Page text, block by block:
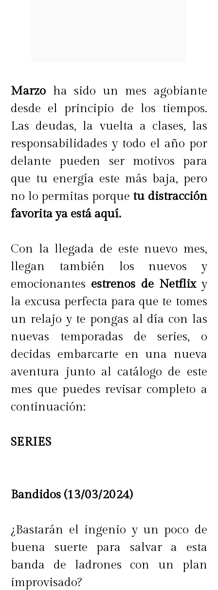
vida. Esto va a ser bueno para la
gente de mi edad que está muy mal",
prometió Velasco.
Así como Chiqui quien reconoció
que su técnica para obtener
información era desde el humor,
Pepi habló de sus estrategias.
ni relamida.A mí me gusta lesear
mucho, me río mucho todo el día, y
me gusta la profundidad también",
confesó.
"Y siento que tengo condiciones
para sacarle a los entrevistados
cosas que no le cuentan a mucha
gente, y lo hago mediante la
espontaneidad y la honestidad",
conocía a ninguna de sus actuales
compañeras en el programa, contó
especial vínculo.
Marzo ha sido un mes agobiante
desde el principio de los tiempos.
Las deudas, la vuelta a clases, las
responsabilidades y todo el año por
delante pueden ser motivos para
que tu energía este más baja, pero
no lo permitas porque tu distracción
favorita ya está aquí.
Con la llegada de este nuevo mes,
llegan también los nuevos y
emocionantes estrenos de Netflixy
la excusa perfecta para que te tomes
un relajo y te pongas al día con las
nuevas temporadas de series, o
decidas embarcarte en una nueva
aventura junto al catálogo de este
mes que puedes revisar completo a
continuación:
SERIES
Bandidos (13/03/2024)
¿Bastarán el ingenio y un poco de
buena suerte para salvar a esta
banda de ladrones con un plan
improvisado?